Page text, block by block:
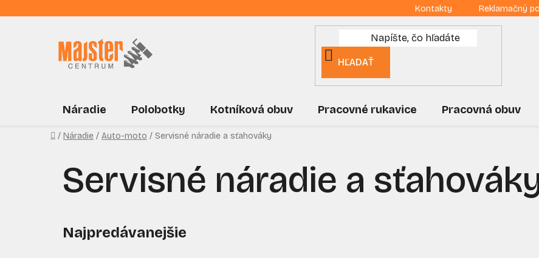
na
Kontakty Reklamačný
HĽADAŤ
Náradie Polobotky Kotníková obuv Pracovné rukavice Pracovná obuv
Domov
/ Náradie / Auto-moto / Servisné náradie a sťahováky
Servisné náradie a
Najpredávanejšie